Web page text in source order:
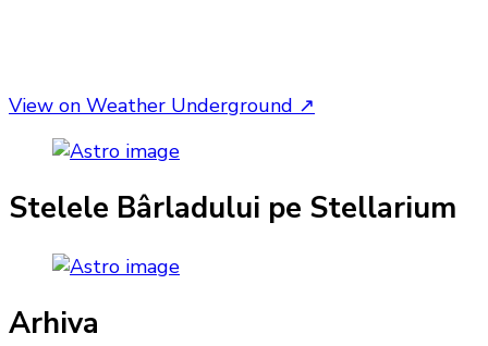
View on Weather Underground ↗
Stelele Bârladului pe Stellarium
Arhiva